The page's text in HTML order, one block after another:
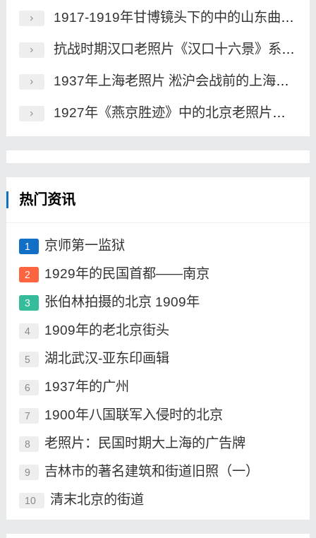
1917-1919年甘博镜头下的中的山东曲阜老照片（上）
抗战时期汉口老照片《汉口十六景》系列明信片
1937年上海老照片 淞沪会战前的上海风貌
1927年《燕京胜迹》中的北京老照片（一）
热门资讯
1 京师第一监狱
2 1929年的民国首都——南京
3 张伯林拍摄的北京 1909年
4 1909年的老北京街头
5 湖北武汉-亚东印画辑
6 1937年的广州
7 1900年八国联军入侵时的北京
8 老照片：民国时期大上海的广告牌
9 吉林市的著名建筑和街道旧照（一）
10 清末北京的街道